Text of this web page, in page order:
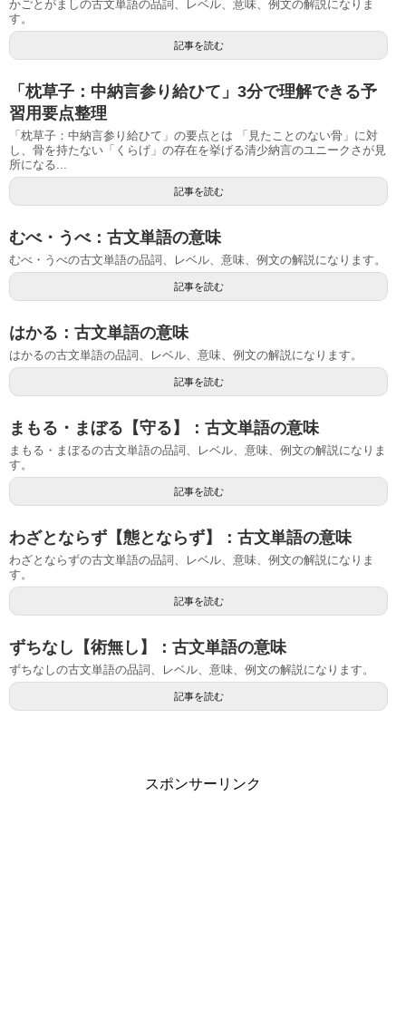
かごとがましの古文単語の品詞、レベル、意味、例文の解説になりま
す。
記事を読む
「枕草子：中納言参り給ひて」3分で理解できる予
習用要点整理
「枕草子：中納言参り給ひて」の要点とは 「見たことのない骨」に対
し、骨を持たない「くらげ」の存在を挙げる清少納言のユニークさが見
所になる...
記事を読む
むべ・うべ：古文単語の意味
むべ・うべの古文単語の品詞、レベル、意味、例文の解説になります。
記事を読む
はかる：古文単語の意味
はかるの古文単語の品詞、レベル、意味、例文の解説になります。
記事を読む
まもる・まぼる【守る】：古文単語の意味
まもる・まぼるの古文単語の品詞、レベル、意味、例文の解説になりま
す。
記事を読む
わざとならず【態とならず】：古文単語の意味
わざとならずの古文単語の品詞、レベル、意味、例文の解説になりま
す。
記事を読む
ずちなし【術無し】：古文単語の意味
ずちなしの古文単語の品詞、レベル、意味、例文の解説になります。
記事を読む
スポンサーリンク